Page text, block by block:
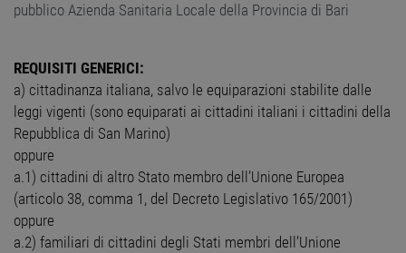
pubblico Azienda Sanitaria Locale della Provincia di Bari
REQUISITI GENERICI:
a) cittadinanza italiana, salvo le equiparazioni stabilite dalle
leggi vigenti (sono equiparati ai cittadini italiani i cittadini della
Repubblica di San Marino)
oppure
a.1) cittadini di altro Stato membro dell’Unione Europea
(articolo 38, comma 1, del Decreto Legislativo 165/2001)
oppure
a.2) familiari di cittadini degli Stati membri dell’Unione